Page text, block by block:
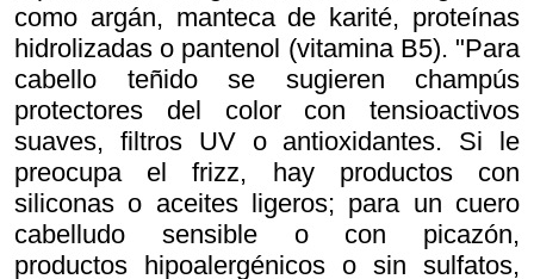
como argán, manteca de karité, proteínas
hidrolizadas o pantenol (vitamina B5). "Para
cabello teñido se sugieren champús
protectores del color con tensioactivos
suaves, filtros UV o antioxidantes. Si le
preocupa el frizz, hay productos con
siliconas o aceites ligeros; para un cuero
cabelludo sensible o con picazón,
productos hipoalergénicos o sin sulfatos,